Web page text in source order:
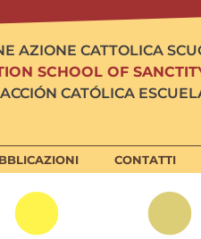
AZIONE CATTOLICA
SCHOOL OF
CATÓLICA
CONTATTI